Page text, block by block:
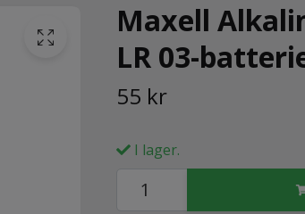
Maxell
LR 03-
55 kr
I lager.